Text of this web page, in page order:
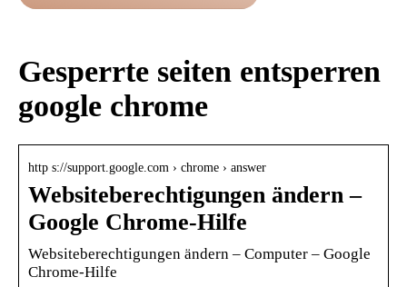
Gesperrte seiten entsperren
google chrome
http s://support.google.com › chrome › answer
Websiteberechtigungen ändern –
Google Chrome-Hilfe
Websiteberechtigungen ändern – Computer – Google
Chrome-Hilfe